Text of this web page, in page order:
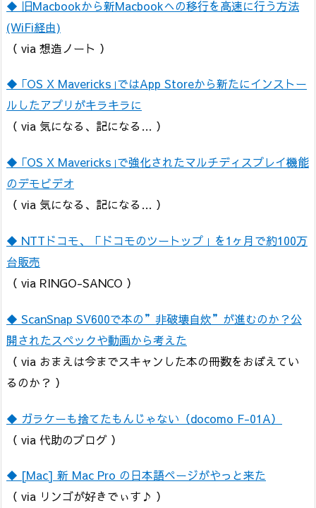
◆ 旧Macbookから新Macbookへの移行を高速に行う方法
(WiFi経由)
（ via 想造ノート ）
◆ ｢OS X Mavericks｣ではApp Storeから新たにインストー
ルしたアプリがキラキラに
（ via 気になる、記になる… ）
◆ ｢OS X Mavericks｣で強化されたマルチディスプレイ機能
のデモビデオ
（ via 気になる、記になる… ）
◆ NTTドコモ、「ドコモのツートップ」を1ヶ月で約100万
台販売
（ via RINGO-SANCO ）
◆ ScanSnap SV600で本の”非破壊自炊”が進むのか？公
開されたスペックや動画から考えた
（ via おまえは今までスキャンした本の冊数をおぼえてい
るのか？ ）
◆ ガラケーも捨てたもんじゃない（docomo F-01A）
（ via 代助のブログ ）
◆ [Mac] 新 Mac Pro の日本語ページがやっと来た
（ via リンゴが好きでぃす♪ ）